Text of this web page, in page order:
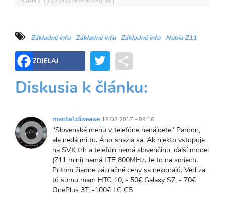
Základné info Základné info Základné info Nubia Z11
ZDIEĽAJ Twitter
Diskusia k článku:
mental.disease 19.02.2017 - 09:16
"Slovenské menu v telefóne nenájdete" Pardon,
ale nedá mi to. Áno snažia sa. Ak niekto vstupuje
na SVK trh a telefón nemá slovenčinu, ďalší model
(Z11 mini) nemá LTE 800MHz. Je to na smiech.
Pritom žiadne zázračné ceny sa nekonajú. Veď za
tú sumu mam HTC 10, - 50€ Galaxy S7, - 70€
OnePlus 3T, -100€ LG G5